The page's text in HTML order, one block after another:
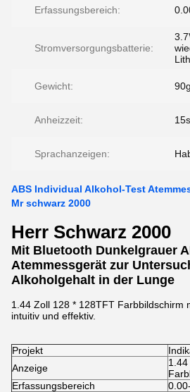
Erfassungsbereich:
Stromversorgungsbatterie:
Gewicht: 90g
Anheizzeit: 15s
Sprachanzeigen:
ABS Individual Alkohol-Test
Mr schwarz 2000
Herr Schwarz 2000
Mit Bluetooth Dunkelgrauer
Atemmessgerät zur
Alkoholgehalt in der Lunge
1.44 Zoll 128 * 128TFT Farbbildschirm
intuitiv und effektiv.
Projekt
Anzeige
Erfassungsbereich